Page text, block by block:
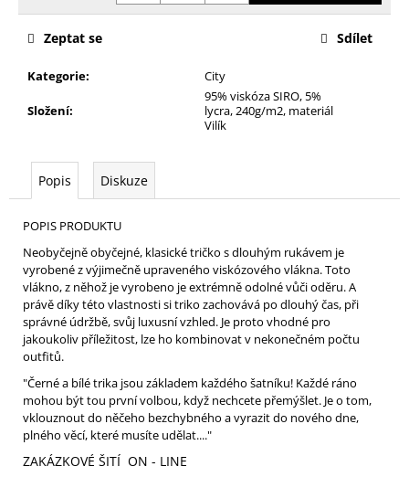
Kategorie: City
Složení:
95% viskóza SIRO, 5%
lycra, 240g/m2, materiál
Vilík
Zeptat se Sdílet
Popis Diskuze
POPIS PRODUKTU
Neobyčejně obyčejné, klasické tričko s dlouhým rukávem je
vyrobené z výjimečně upraveného viskózového vlákna. Toto
vlákno, z něhož je vyrobeno je extrémně odolné vůči oděru. A
právě díky této vlastnosti si triko zachovává po dlouhý čas, při
správné údržbě, svůj luxusní vzhled. Je proto vhodné pro
jakoukoliv příležitost, lze ho kombinovat v nekonečném počtu
outfitů.
"Černé a bílé trika jsou základem každého šatníku! Každé ráno
mohou být tou první volbou, když nechcete přemýšlet. Je o tom,
vklouznout do něčeho bezchybného a vyrazit do nového dne,
plného věcí, které musíte udělat...."
ZAKÁZKOVÉ ŠITÍ ON - LINE